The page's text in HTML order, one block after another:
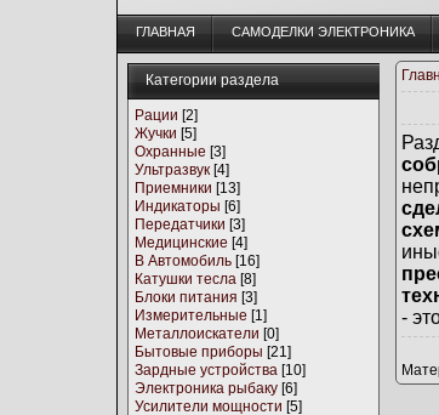
ГЛАВНАЯ CАМОДЕЛКИ ЭЛЕКТРОНИКА
Категории раздела
Рации [2]
Жучки [5]
Охранные [3]
Ультразвук [4]
Приемники [13]
Индикаторы [6]
Передатчики [3]
Медицинские [4]
В Автомобиль [16]
Катушки тесла [8]
Блоки питания [3]
Измерительные [1]
Металлоискатели [0]
Бытовые приборы [21]
Зардные устройства [10]
Электроника рыбаку [6]
Усилители мощности [5]
-